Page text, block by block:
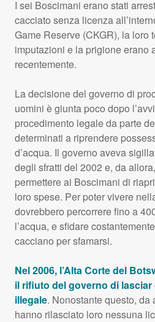
I sei Boscimani erano stati
cacciato senza licenza
Game Reserve (CKGR), la loro
imputazioni e la prigione erano
recentemente.
La decisione del governo di
uomini è giunta poco dopo
procedimento legale da parte
determinati a riprendere
d’acqua. Il governo aveva
degli sfratti del 2002 e, da
permettere ai Boscimani di
loro spese. Per poter vivere
dovrebbero percorrere fino a
l’acqua, e sfidare
cacciano per sfamarsi.
Nel 2006, l’Alta Corte del
il rifiuto del governo di
illegale. Nonostante questo, da
hanno rilasciato loro nessuna